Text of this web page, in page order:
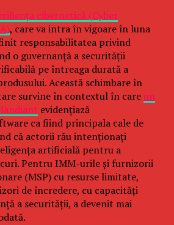
cibernetică (Cyber
, care va intra în vigoare în luna
responsabilitatea privind
o guvernanță a securității
pe întreaga durată a
Această schimbare în
survine în contextul în careun
evidențiază
ca fiind principala cale de
că actorii rău intenționați
artificială pentru a
Pentru IMM-urile și furnizorii
(MSP) cu resurse limitate,
de încredere, cu capacități
a securității, a devenit mai